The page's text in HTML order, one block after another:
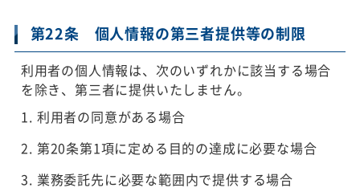
第22条 個人情報の第三者提供等の制限
利用者の個人情報は、次のいずれかに該当する場合
を除き、第三者に提供いたしません。
利用者の同意がある場合
第20条第1項に定める目的の達成に必要な場合
業務委託先に必要な範囲内で提供する場合